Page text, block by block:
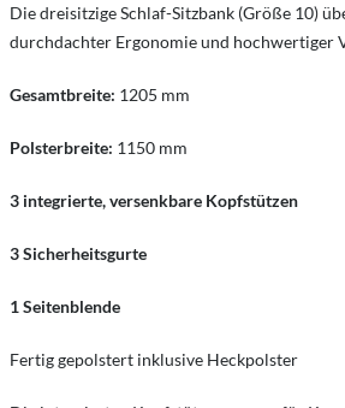
Die dreisitzige Schlaf-Sitzbank (Größe 10)
durchdachter Ergonomie und hochwertiger
Gesamtbreite: 1205 mm
Polsterbreite: 1150 mm
3 integrierte, versenkbare Kopfstützen
3 Sicherheitsgurte
1 Seitenblende
Fertig gepolstert inklusive Heckpolster